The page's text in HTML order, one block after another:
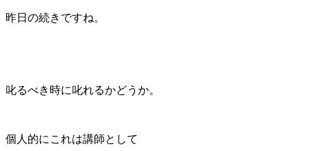
昨日の続きですね。
叱るべき時に叱れるかどうか。
個人的にこれは講師として